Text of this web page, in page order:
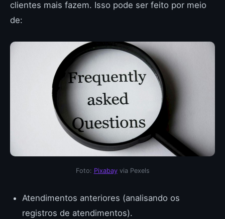
clientes mais fazem. Isso pode ser feito por meio
de:
Foto: Pixabayvia Pexels
Atendimentos anteriores (analisando os
registros de atendimentos).